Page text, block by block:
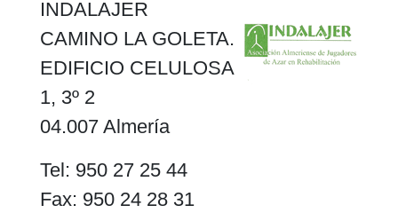
INDALAJER
CAMINO LA GOLETA.
EDIFICIO CELULOSA
1, 3º 2
04.007 Almería
Tel: 950 27 25 44
Fax: 950 24 28 31